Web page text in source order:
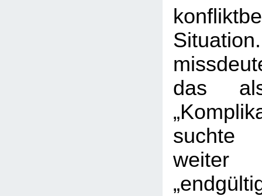
das
weiter